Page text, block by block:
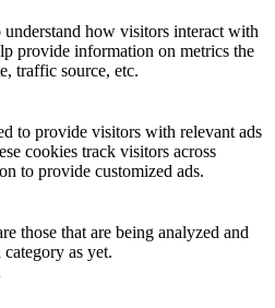
how visitors interact with
provide information on metrics the
traffic source, etc.
to provide visitors with relevant ads
cookies track visitors across
to provide customized ads.
those that are being analyzed and
as yet.